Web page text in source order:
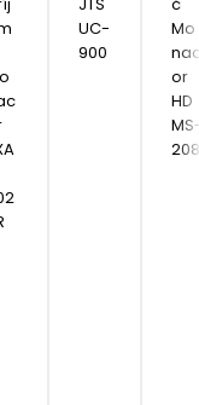
JTS
UC-
900
č
Mo
or
HD
208